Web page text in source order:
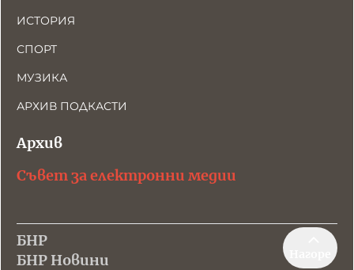
ИСТОРИЯ
СПОРТ
МУЗИКА
АРХИВ ПОДКАСТИ
Архив
Съвет за електронни медии
БНР
БНР Новини